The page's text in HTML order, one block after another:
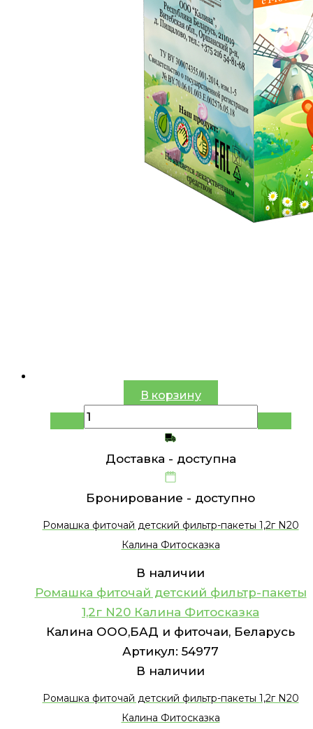
В корзину
Доставка - доступна
Бронирование - доступно
Ромашка фиточай детский фильтр-пакеты 1,2г N20
Калина Фитосказка
В наличии
Ромашка фиточай детский фильтр-пакеты
1,2г N20 Калина Фитосказка
Калина ООО,БАД и фиточаи, Беларусь
Артикул: 54977
В наличии
Ромашка фиточай детский фильтр-пакеты 1,2г N20
Калина Фитосказка